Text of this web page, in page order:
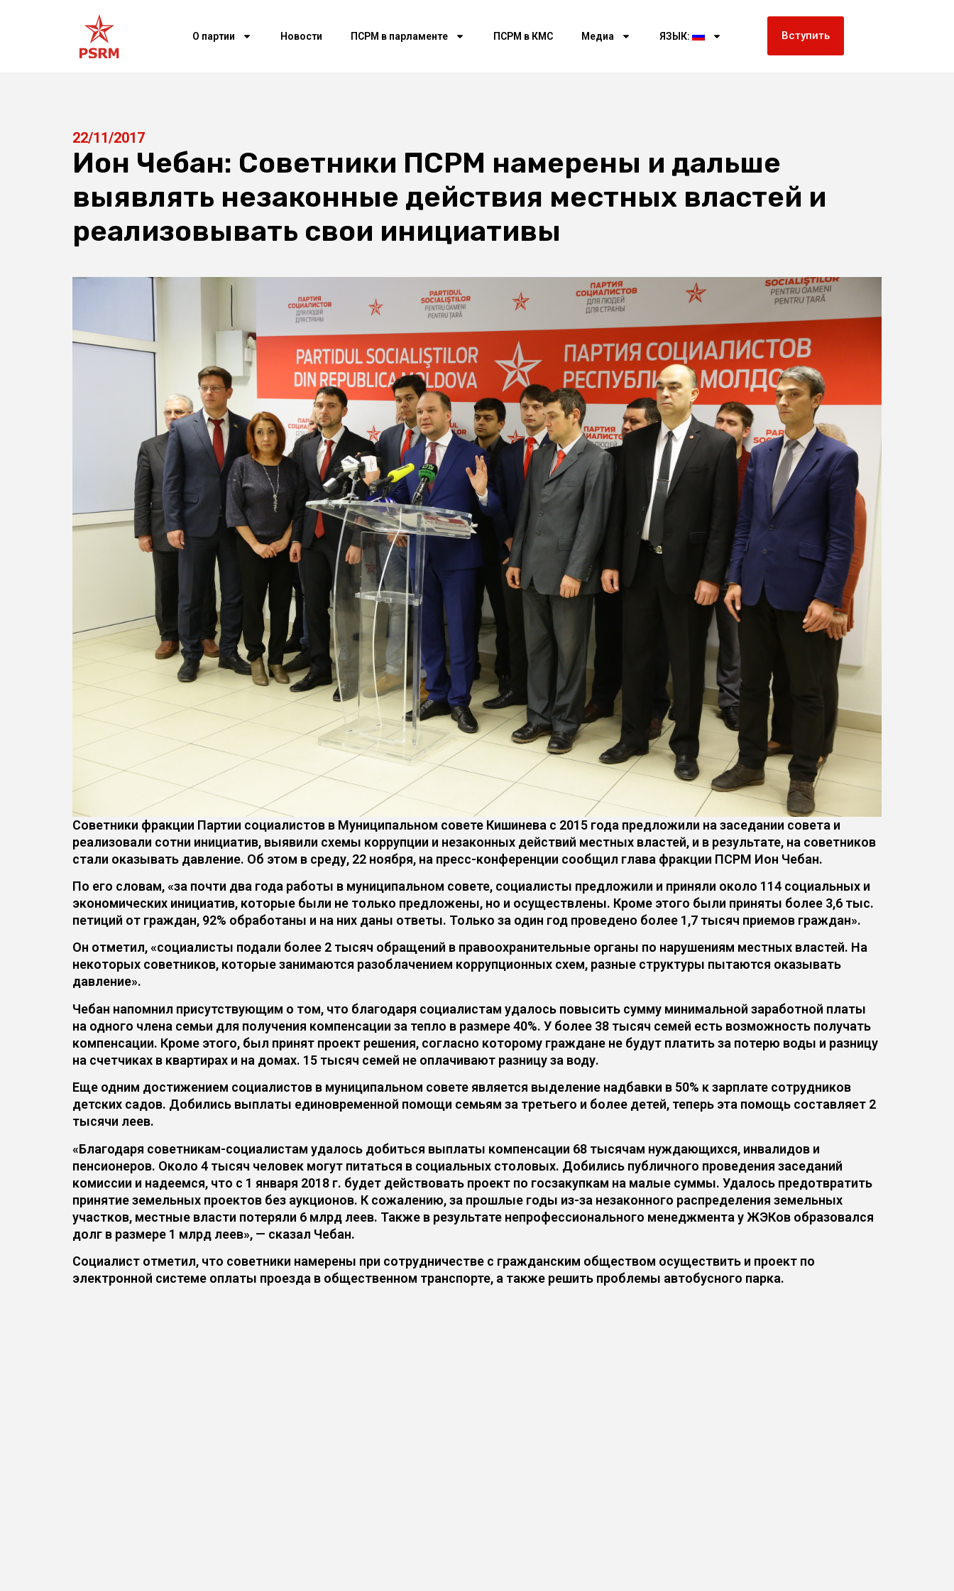
О партии Новости ПСРМ в парламенте ПСРМ в КМС Медиа ЯЗЫК: Вступить
22/11/2017
Ион Чебан: Советники ПСРМ намерены и дальше
выявлять незаконные действия местных властей и
реализовывать свои инициативы
Советники фракции Партии социалистов в Муниципальном совете Кишинева с 2015 года предложили на заседании совета и
реализовали сотни инициатив, выявили схемы коррупции и незаконных действий местных властей, и в результате, на советников
стали оказывать давление. Об этом в среду, 22 ноября, на пресс-конференции сообщил глава фракции ПСРМ Ион Чебан.
По его словам, «за почти два года работы в муниципальном совете, социалисты предложили и приняли около 114 социальных и
экономических инициатив, которые были не только предложены, но и осуществлены. Кроме этого были приняты более 3,6 тыс.
петиций от граждан, 92% обработаны и на них даны ответы. Только за один год проведено более 1,7 тысяч приемов граждан».
Он отметил, «социалисты подали более 2 тысяч обращений в правоохранительные органы по нарушениям местных властей. На
некоторых советников, которые занимаются разоблачением коррупционных схем, разные структуры пытаются оказывать
давление».
Чебан напомнил присутствующим о том, что благодаря социалистам удалось повысить сумму минимальной заработной платы
на одного члена семьи для получения компенсации за тепло в размере 40%. У более 38 тысяч семей есть возможность получать
компенсации. Кроме этого, был принят проект решения, согласно которому граждане не будут платить за потерю воды и разницу
на счетчиках в квартирах и на домах. 15 тысяч семей не оплачивают разницу за воду.
Еще одним достижением социалистов в муниципальном совете является выделение надбавки в 50% к зарплате сотрудников
детских садов. Добились выплаты единовременной помощи семьям за третьего и более детей, теперь эта помощь составляет 2
тысячи леев.
«Благодаря советникам-социалистам удалось добиться выплаты компенсации 68 тысячам нуждающихся, инвалидов и
пенсионеров. Около 4 тысяч человек могут питаться в социальных столовых. Добились публичного проведения заседаний
комиссии и надеемся, что с 1 января 2018 г. будет действовать проект по госзакупкам на малые суммы. Удалось предотвратить
принятие земельных проектов без аукционов. К сожалению, за прошлые годы из-за незаконного распределения земельных
участков, местные власти потеряли 6 млрд леев. Также в результате непрофессионального менеджмента у ЖЭКов образовался
долг в размере 1 млрд леев», — сказал Чебан.
Социалист отметил, что советники намерены при сотрудничестве с гражданским обществом осуществить и проект по
электронной системе оплаты проезда в общественном транспорте, а также решить проблемы автобусного парка.